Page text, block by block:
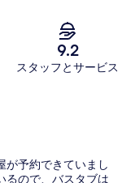
9.2
スタッフとサービス
が予約できていまし
るので、バスタブは